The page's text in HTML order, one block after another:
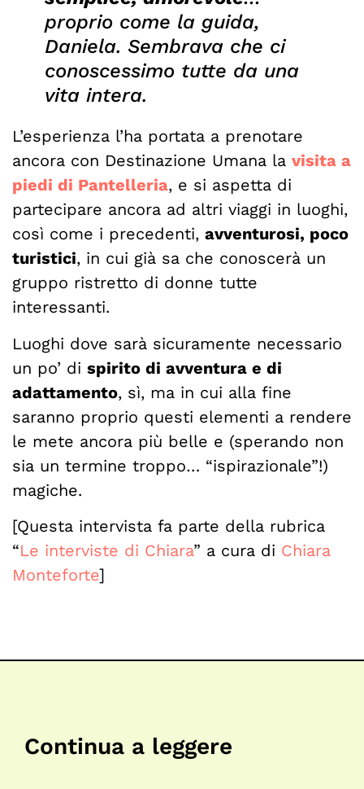
proprio come la guida,
Daniela. Sembrava che ci
conoscessimo tutte da una
vita intera.
L’esperienza l’ha portata a prenotare
ancora con Destinazione Umana la visita a
piedi di Pantelleria, e si aspetta di
partecipare ancora ad altri viaggi in luoghi,
così come i precedenti, avventurosi, poco
turistici, in cui già sa che conoscerà un
gruppo ristretto di donne tutte
interessanti.
Luoghi dove sarà sicuramente necessario
un po’ di spirito di avventura e di
adattamento, sì, ma in cui alla fine
saranno proprio questi elementi a rendere
le mete ancora più belle e (sperando non
sia un termine troppo… “ispirazionale”!)
magiche.
[Questa intervista fa parte della rubrica
“Le interviste di Chiara” a cura di Chiara
Monteforte]
Continua a leggere